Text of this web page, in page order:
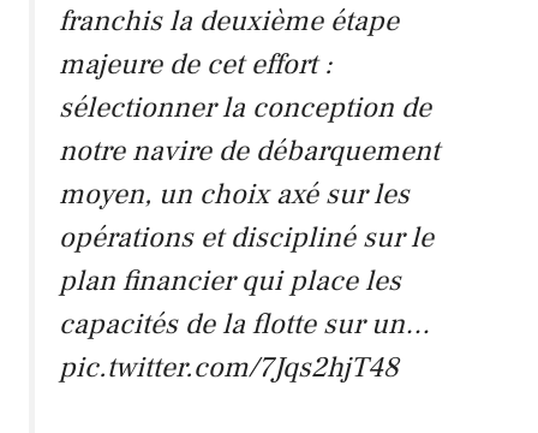
franchis la deuxième étape
majeure de cet effort :
sélectionner la conception de
notre navire de débarquement
moyen, un choix axé sur les
opérations et discipliné sur le
plan financier qui place les
capacités de la flotte sur un…
pic.twitter.com/7Jqs2hjT48